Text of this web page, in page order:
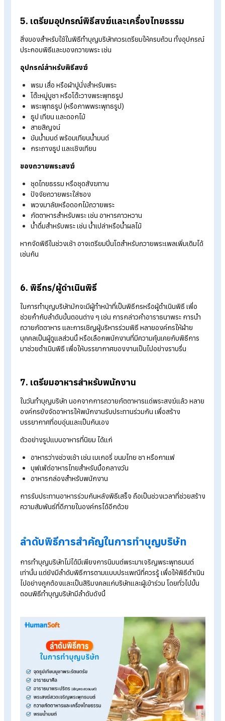
หากทางวัดจัดการเรื่องการเดินทางของพระเอง ควรเตรียมแผนที่
หรือพิกัดสถานที่ไว้ให้ชัดเจน ปัจจุบันนิยมส่งพิกัดผ่าน Google
เพื่อความสะดวก ในกรณีที่บริษัทเป็นผู้ดูแลเรื่องการเดินทาง ควรนั
ติด ดังนั้นการเลือกวัดที่อยู่ไม่ไกลจากบริษัทจะช่วยให้การจัดการ
สะดวกยิ่งขึ้น
4. จัดเตรียมสถานที่สำหรับประกอบพิธี
เมื่อกำหนดวันจัดงานและนิมนต์พระเรียบร้อยแล้ว ขั้นตอนถัดไปคือ
การเตรียมพื้นที่สำหรับพิธี โดยหลายบริษัทมักใช้พื้นที่ส่วนกลางขอ
สำนักงาน ห้องประชุม หรือโถงกิจกรรมขององค์กร
สิ่งสำคัญคือสถานที่ควรสะอาด เป็นระเบียบ และมีพื้นที่เพียงพอสำ
พระสงฆ์และพนักงานที่เข้าร่วมพิธี โดยควรเตรียมดังนี้
ปูพรม เสื่อ หรือผ้ารองสำหรับพระสงฆ์
จัดวางโต๊ะหมู่บูชาและอาสนะสำหรับพระ
จัดเก้าอี้หรือพื้นที่นั่งสำหรับพนักงานที่ร่วมพิธี
5. เตรียมอุปกรณ์พิธีสงฆ์และเครื่องไทยธรรม
สิ่งของสำหรับใช้ในพิธีทำบุญบริษัทควรเตรียมให้ครบถ้วน ทั้งอุป
ประกอบพิธีและของถวายพระ เช่น
พรม เสื่อ หรือผ้าปูนั่งสำหรับพระ
โต๊ะหมู่บูชา หรือโต๊ะวางพระพุทธรูป
พระพุทธรูป (หรือภาพพระพุทธรูป)
ธูป เทียน และดอกไม้
สายสิญจน์
ขันน้ำมนต์ พร้อมเทียนน้ำมนต์
กระถางธูป และเชิงเทียน
ของถวายพระสงฆ์
ชุดไทยธรรม หรือชุดสังฆทาน
ปัจจัยถวายพระใส่ซอง
ภัตตาหารสำหรับพระ เช่น อาหารคาวหวาน
น้ำดื่มสำหรับพระ เช่น น้ำเปล่าหรือน้ำผลไม้
หากจัดพิธีในช่วงเช้า อาจเตรียมปิ่นโตสำหรับถวายพระเพลเพิ่มเติ
เช่นกัน
6. พิธีกร/ผู้ดำเนินพิธี
ในการทำบุญบริษัทมักจะมีผู้ทำหน้าที่เป็นพิธีกรหรือผู้ดำเนินพิธี เพื่อ
ช่วยกำกับลำดับขั้นตอนต่าง ๆ เช่น การกล่าวคำอาราธนาพระ การ
ถวายภัตตาหาร และการเชิญผู้บริหารร่วมพิธี หลายองค์กรให้ฝ่าย
บุคคลเป็นผู้ดูแลส่วนนี้ หรือเลือกพนักงานที่มีความคุ้นเคยกับพิธีกา
มาช่วยดำเนินพิธี เพื่อให้บรรยากาศของงานเป็นไปอย่างราบรื่น